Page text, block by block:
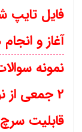
آغاز و
نمونه
2 جمعی
قابلیت سرچ